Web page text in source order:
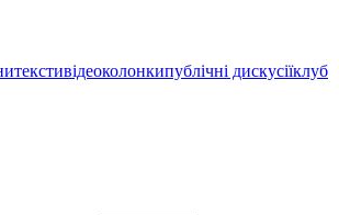
текстивідеоколонкипублічні дискусіїклуб